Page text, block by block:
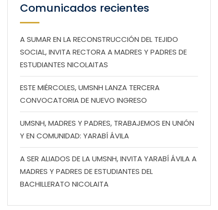
Comunicados recientes
A SUMAR EN LA RECONSTRUCCIÓN DEL TEJIDO
SOCIAL, INVITA RECTORA A MADRES Y PADRES DE
ESTUDIANTES NICOLAITAS
ESTE MIÉRCOLES, UMSNH LANZA TERCERA
CONVOCATORIA DE NUEVO INGRESO
UMSNH, MADRES Y PADRES, TRABAJEMOS EN UNIÓN
Y EN COMUNIDAD: YARABÍ ÁVILA
A SER ALIADOS DE LA UMSNH, INVITA YARABÍ ÁVILA A
MADRES Y PADRES DE ESTUDIANTES DEL
BACHILLERATO NICOLAITA